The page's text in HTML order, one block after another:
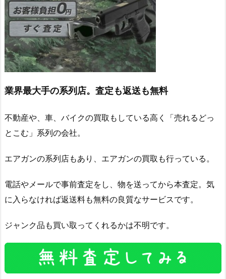
業界最大手の系列店。査定も返送も無料
不動産や、車、バイクの買取もしている高く「売れるどっ
とこむ」系列の会社。
エアガンの系列店もあり、エアガンの買取も行っている。
電話やメールで事前査定をし、物を送ってから本査定。気
に入らなければ返送料も無料の良質なサービスです。
ジャンク品も買い取ってくれるかは不明です。